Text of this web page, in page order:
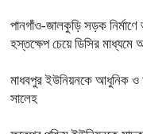
পানগাঁও-জালকুড়ি সড়ক নির্মাণে
হস্তক্ষেপ চেয়ে ডিসির মাধ্যমে
মাধবপুর ইউনিয়নকে আধুনিক ও
সালেহ